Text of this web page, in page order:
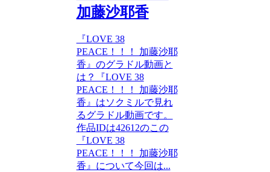
加藤沙耶香
『LOVE 38
PEACE！！！ 加藤沙耶
香』のグラドル動画と
は？『LOVE 38
PEACE！！！ 加藤沙耶
香』はソクミルで見れ
るグラドル動画です。
作品IDは42612のこの
『LOVE 38
PEACE！！！ 加藤沙耶
香』について今回は...